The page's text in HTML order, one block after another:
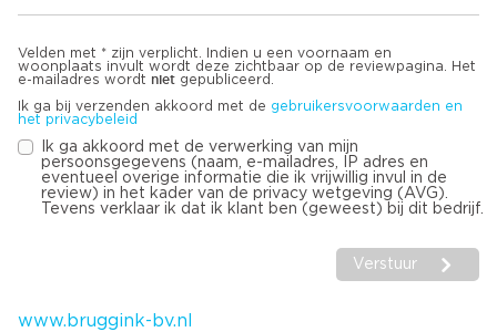
Velden met * zijn verplicht. Indien u een voornaam en
woonplaats invult wordt deze zichtbaar op de reviewpagina. Het
e-mailadres wordt niet gepubliceerd.
Ik ga bij verzenden akkoord met de gebruikersvoorwaarden en
het privacybeleid
Ik ga akkoord met de verwerking van mijn
persoonsgegevens (naam, e-mailadres, IP adres en
eventueel overige informatie die ik vrijwillig invul in de
review) in het kader van de privacy wetgeving (AVG).
Tevens verklaar ik dat ik klant ben (geweest) bij dit bedrijf.
Verstuur
www.bruggink-bv.nl